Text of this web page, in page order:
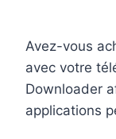
Avez-vous
avec votre
Downloader
applications